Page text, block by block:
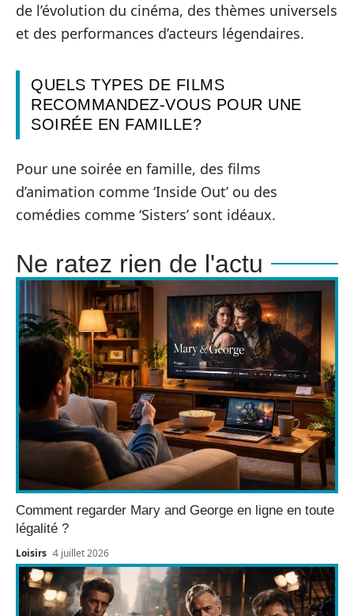
de l’évolution du cinéma, des thèmes universels
et des performances d’acteurs légendaires.
QUELS TYPES DE FILMS
RECOMMANDEZ-VOUS POUR UNE
SOIRÉE EN FAMILLE?
Pour une soirée en famille, des films
d’animation comme ‘Inside Out’ ou des
comédies comme ‘Sisters’ sont idéaux.
Ne ratez rien de l'actu
Comment regarder Mary and George en ligne en toute
légalité ?
Loisirs 4 juillet 2026